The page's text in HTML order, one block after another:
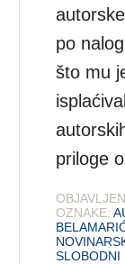
po
što mu
priloge
OZNAKE:
SLOBODNI